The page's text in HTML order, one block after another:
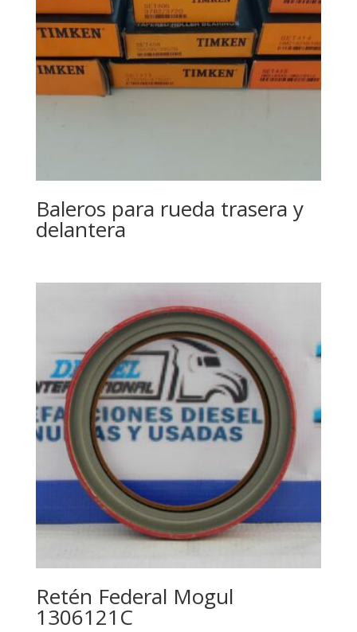
Baleros para rueda trasera y
delantera
Retén Federal Mogul
1306121C